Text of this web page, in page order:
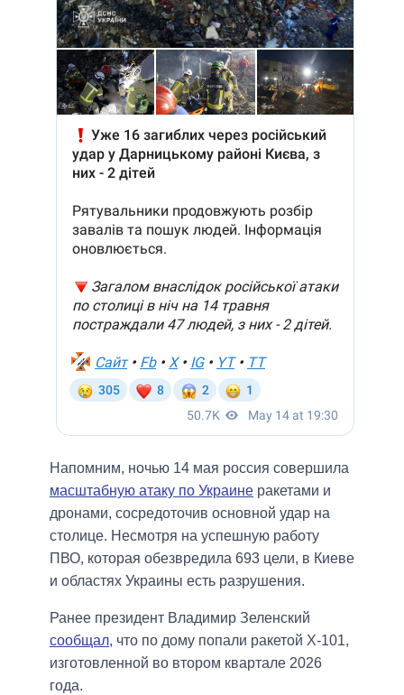
Напомним, ночью 14 мая россия совершила
масштабную атаку по Украине ракетами и
дронами, сосредоточив основной удар на
столице. Несмотря на успешную работу
ПВО, которая обезвредила 693 цели, в Киеве
и областях Украины есть разрушения.
Ранее президент Владимир Зеленский
сообщал, что по дому попали ракетой Х-101,
изготовленной во втором квартале 2026
года.